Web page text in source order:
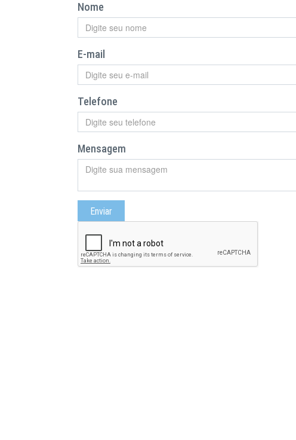
Nome
E-mail
Telefone
Mensagem
Enviar